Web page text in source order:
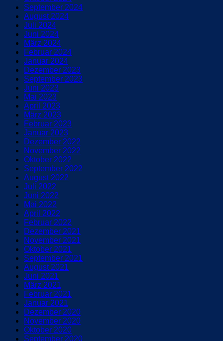
September 2024
August 2024
Juli 2024
Juni 2024
März 2024
Februar 2024
Januar 2024
Dezember 2023
September 2023
Juni 2023
Mai 2023
April 2023
März 2023
Februar 2023
Januar 2023
Dezember 2022
November 2022
Oktober 2022
September 2022
August 2022
Juli 2022
Juni 2022
Mai 2022
April 2022
Februar 2022
Dezember 2021
November 2021
Oktober 2021
September 2021
August 2021
Juni 2021
März 2021
Februar 2021
Januar 2021
Dezember 2020
November 2020
Oktober 2020
September 2020